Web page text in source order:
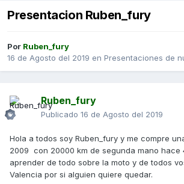
Presentacion Ruben_fury
Por Ruben_fury
16 de Agosto del 2019 en Presentaciones de
Ruben_fury
Publicado 16 de Agosto del 2019
Hola a todos soy Ruben_fury y me compre
2009 con 20000 km de segunda mano hace
aprender de todo sobre la moto y de todos
Valencia por si alguien quiere quedar.